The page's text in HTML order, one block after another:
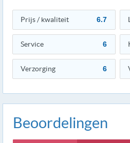
Prijs / kwaliteit 6.7
Service 6
Verzorging 6
Beoordelingen